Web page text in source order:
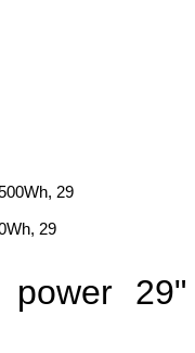
29
power 29"